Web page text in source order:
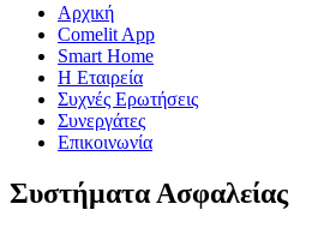
Αρχική
Comelit App
Smart Home
Η Εταιρεία
Συχνές Ερωτήσεις
Συνεργάτες
Επικοινωνία
Συστήματα Ασφαλείας